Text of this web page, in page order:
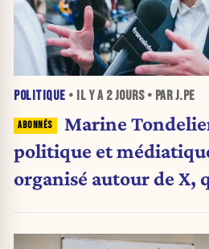
POLITIQUE • IL Y A 2 JOURS• PAR J.PE
Marine
politique et
organisé autour de X,